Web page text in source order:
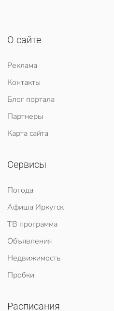
О сайте
Реклама
Контакты
Блог портала
Партнеры
Карта сайта
Сервисы
Погода
Афиша Иркутск
ТВ программа
Объявления
Недвижимость
Пробки
Расписания